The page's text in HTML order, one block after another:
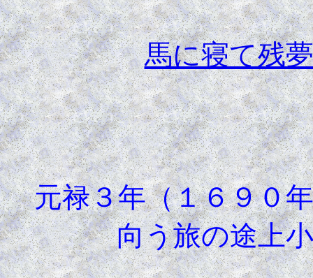
馬に寝て残
元禄３年（１６９０年
向う旅の途上